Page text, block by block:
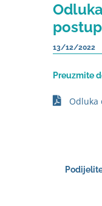
13/12/2022
Preuzmite
Odluka